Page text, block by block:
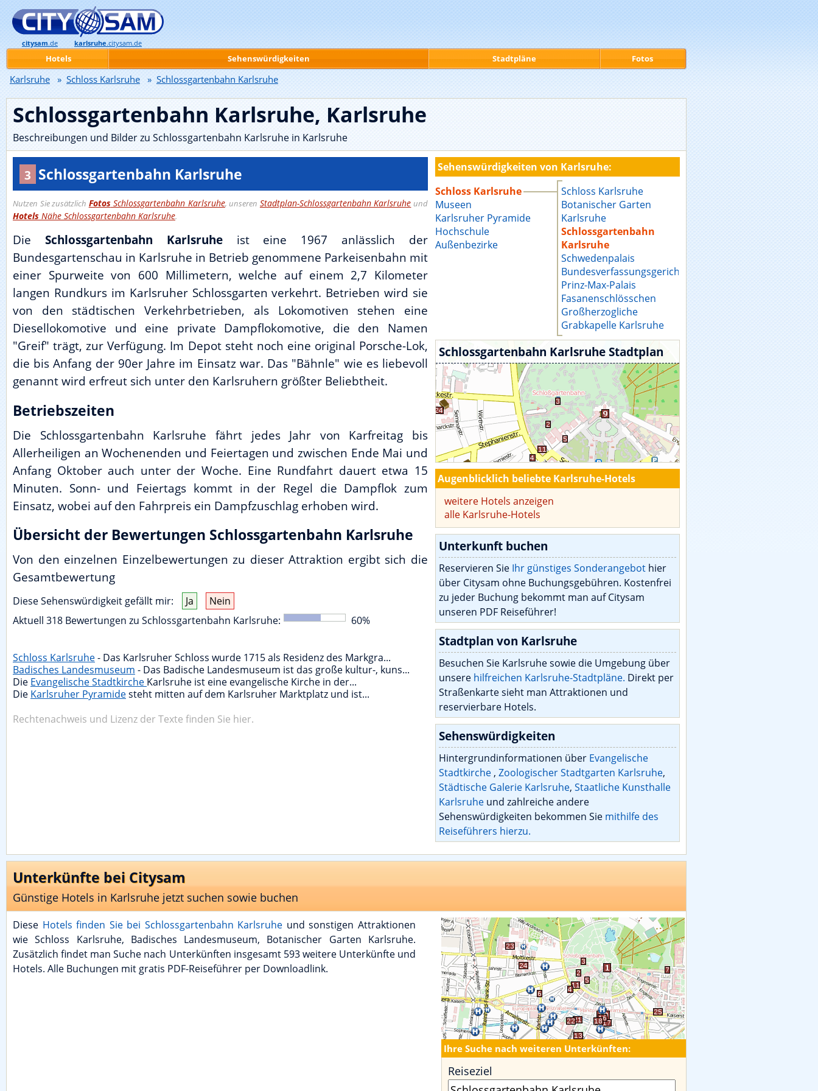
Schlossgartenbahn Karlsruhe, Karlsruhe
Beschreibungen und Bilder zu Schlossgartenbahn Karlsruhe in Karlsruhe
3 Schlossgartenbahn Karlsruhe
Nutzen Sie zusätzlich FotosSchlossgartenbahn Karlsruhe, unseren Stadtplan-Schlossgartenbahn Karlsruhe und
Hotels Nähe Schlossgartenbahn Karlsruhe.
Die Schlossgartenbahn Karlsruheist eine 1967 anlässlich der
Bundesgartenschau in Karlsruhe in Betrieb genommene Parkeisenbahn mit
einer Spurweite von 600 Millimetern, welche auf einem 2,7 Kilometer
langen Rundkurs im Karlsruher Schlossgarten verkehrt. Betrieben wird sie
von den städtischen Verkehrbetrieben, als Lokomotiven stehen eine
Diesellokomotive und eine private Dampflokomotive, die den Namen
"Greif" trägt, zur Verfügung. Im Depot steht noch eine original Porsche-Lok,
die bis Anfang der 90er Jahre im Einsatz war. Das "Bähnle" wie es liebevoll
genannt wird erfreut sich unter den Karlsruhern größter Beliebtheit.
Betriebszeiten
Die Schlossgartenbahn Karlsruhe fährt jedes Jahr von Karfreitag bis
Allerheiligen an Wochenenden und Feiertagen und zwischen Ende Mai und
Anfang Oktober auch unter der Woche. Eine Rundfahrt dauert etwa 15
Minuten. Sonn- und Feiertags kommt in der Regel die Dampflok zum
Einsatz, wobei auf den Fahrpreis ein Dampfzuschlag erhoben wird.
Übersicht der Bewertungen Schlossgartenbahn Karlsruhe
Von den einzelnen Einzelbewertungen zu dieser Attraktion ergibt sich die
Gesamtbewertung
Diese Sehenswürdigkeit gefällt mir: Ja
Nein
Aktuell 318 Bewertungen zu Schlossgartenbahn Karlsruhe: 60%
Schloss Karlsruhe- Das Karlsruher Schloss wurde 1715 als Residenz des Markgra...
Badisches Landesmuseum - Das Badische Landesmuseum ist das große kultur-, kuns...
Die Evangelische Stadtkirche Karlsruhe ist eine evangelische Kirche in der...
Die Karlsruher Pyramidesteht mitten auf dem Karlsruher Marktplatz und ist...
Rechtenachweis und Lizenz der Texte finden Sie hier.
Sehenswürdigkeiten von Karlsruhe:
Schloss Karlsruhe
Museen
Karlsruher Pyramide
Hochschule
Außenbezirke
Schloss Karlsruhe
Botanischer Garten
Karlsruhe
Schlossgartenbahn
Karlsruhe
Schwedenpalais
Bundesverfassungsgericht
Prinz-Max-Palais
Fasanenschlösschen
Großherzogliche
Grabkapelle Karlsruhe
Schlossgartenbahn Karlsruhe Stadtplan
Augenblicklich beliebte Karlsruhe-Hotels
weitere Hotels anzeigen
alle Karlsruhe-Hotels
Unterkunft buchen
Reservieren Sie Ihr günstiges Sonderangebot hier
über Citysam ohne Buchungsgebühren. Kostenfrei
zu jeder Buchung bekommt man auf Citysam
unseren PDF Reiseführer!
Stadtplan von Karlsruhe
Besuchen Sie Karlsruhe sowie die Umgebung über
unsere hilfreichen Karlsruhe-Stadtpläne. Direkt per
Straßenkarte sieht man Attraktionen und
reservierbare Hotels.
Sehenswürdigkeiten
Hintergrundinformationen über Evangelische
Stadtkirche , Zoologischer Stadtgarten Karlsruhe,
Städtische Galerie Karlsruhe, Staatliche Kunsthalle
Karlsruhe und zahlreiche andere
Sehenswürdigkeiten bekommen Sie mithilfe des
Reiseführers hierzu.
Unterkünfte bei Citysam
Günstige Hotels in Karlsruhe jetzt suchen sowie buchen
Diese Hotels finden Sie bei Schlossgartenbahn Karlsruhe und sonstigen Attraktionen
wie Schloss Karlsruhe, Badisches Landesmuseum, Botanischer Garten Karlsruhe.
Zusätzlich findet man Suche nach Unterkünften insgesamt 593 weitere Unterkünfte und
Hotels. Alle Buchungen mit gratis PDF-Reiseführer per Downloadlink.
Ihre Suche nach weiteren Unterkünften:
Reiseziel
citysam.de karlsruhe.citysam.de
Hotels Sehenswürdigkeiten Stadtpläne Fotos
Karlsruhe » Schloss Karlsruhe » Schlossgartenbahn Karlsruhe